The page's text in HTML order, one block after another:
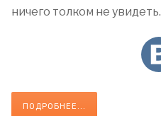
ничего толком не увидеть.
ПОДРОБНЕЕ...